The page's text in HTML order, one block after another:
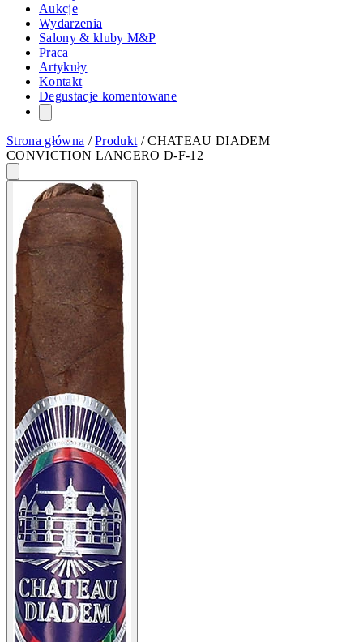
Aukcje
Wydarzenia
Salony & kluby M&P
Praca
Artykuły
Kontakt
Degustacje komentowane
Strona główna /Produkt /CHATEAU DIADEM
CONVICTION LANCERO D-F-12